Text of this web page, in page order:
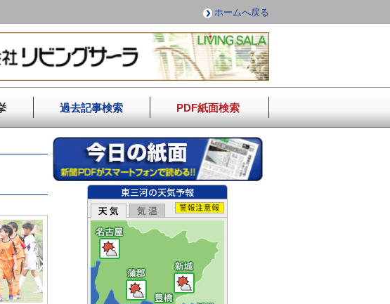
ホームへ戻る
過去記事検索 PDF紙面検索